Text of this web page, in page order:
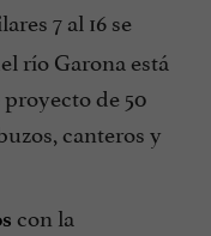
7 al 16 se
río Garona está
de 50
canteros y
con la